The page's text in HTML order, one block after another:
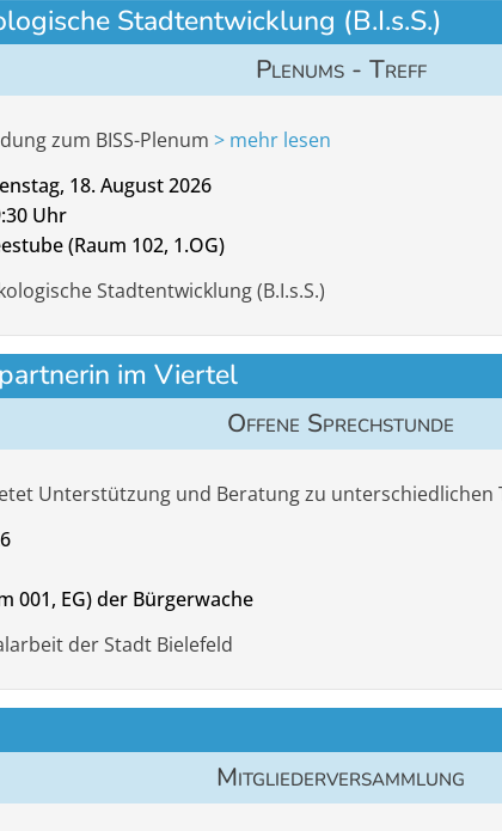
Stadtentwicklung (B.I.s.S.)
Plenums - Treff
zum BISS-Plenum > mehr lesen
18. August 2026
Uhr
(Raum 102, 1.OG)
Stadtentwicklung (B.I.s.S.)
im Viertel
Offene Sprechstunde
Unterstützung und Beratung zu unterschiedlichen
001, EG) der Bürgerwache
der Stadt Bielefeld
Mitgliederversammlung